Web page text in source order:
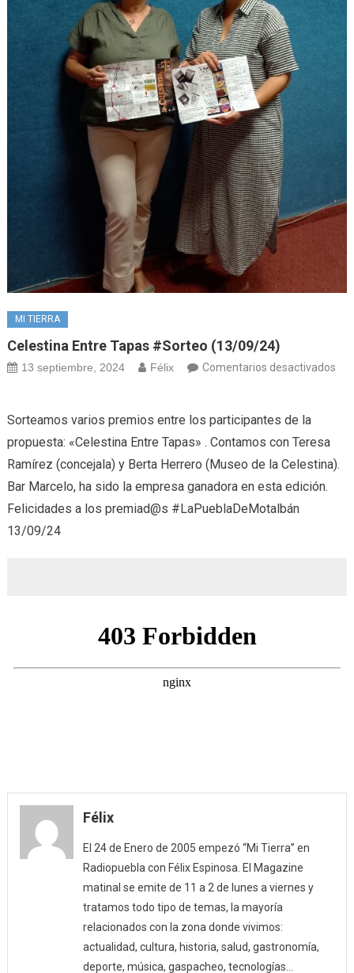
MI TIERRA
Celestina Entre Tapas #Sorteo (13/09/24)
13 septiembre, 2024 Félix
Comentarios desactivados
Entre
Tapas
#Sorteo
(13/09/24)
Sorteamos varios premios entre los participantes de la
propuesta: «Celestina Entre Tapas» . Contamos con Teresa
Ramírez (concejala) y Berta Herrero (Museo de la Celestina).
Bar Marcelo, ha sido la empresa ganadora en esta edición.
Felicidades a los premiad@s #LaPueblaDeMotalbán
13/09/24
Félix
El 24 de Enero de 2005 empezó “Mi Tierra” en
Radiopuebla con Félix Espinosa. El Magazine
matinal se emite de 11 a 2 de lunes a viernes y
tratamos todo tipo de temas, la mayoría
relacionados con la zona donde vivimos:
actualidad, cultura, historia, salud, gastronomía,
deporte, música, gaspacheo, tecnologías…